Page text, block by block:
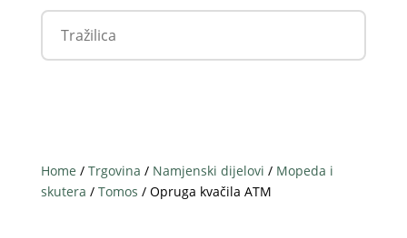
Home / Trgovina / Namjenski dijelovi / Mopeda i
skutera / Tomos / Opruga kvačila ATM